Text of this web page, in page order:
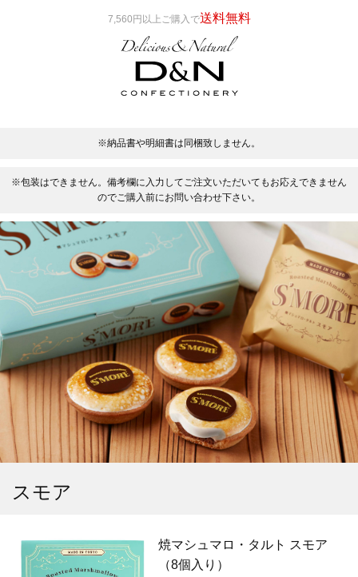
7,560円以上ご購入で送料無料
※納品書や明細書は同梱致しません。
※包装はできません。備考欄に入力してご注文いただいてもお応えできません
のでご購入前にお問い合わせ下さい。
スモア
焼マシュマロ・タルト スモア
（8個入り）